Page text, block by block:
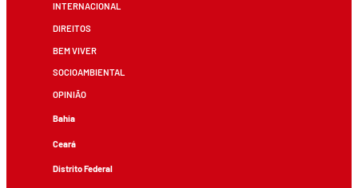
INTERNACIONAL
DIREITOS
BEM VIVER
SOCIOAMBIENTAL
OPINIÃO
Bahia
Ceará
Distrito Federal